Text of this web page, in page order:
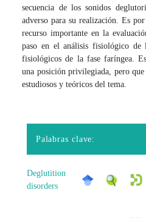
secuencia de los sonidos
adverso para su realización. Es
recurso importante en la
paso en el análisis fisiológico de
fisiológicos de la fase faríngea.
una posición privilegiada, pero que
estudiosos y teóricos del tema.
Palabras clave:
Deglutition
disorders